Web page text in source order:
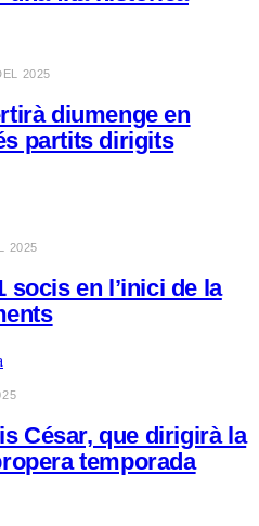
2025
diumenge en
partits dirigits
2025
socis en l’inici de la
César, que dirigirà la
temporada